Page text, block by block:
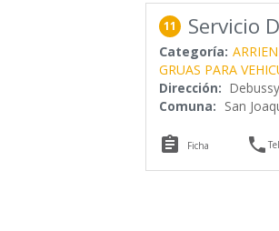
11 Servicio
Categoría:
GRUAS PARA
Dirección:
Comuna: San
 Ficha 